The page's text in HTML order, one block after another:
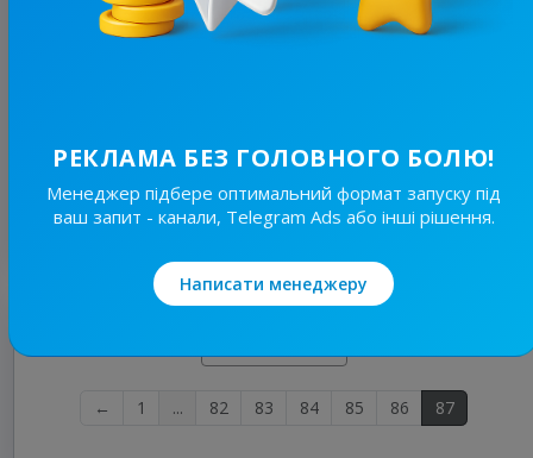
417
2 Купити
← 1 ... 82 83 84 85 86 87
РЕКЛАМА БЕЗ ГОЛОВНОГО БОЛЮ!
Менеджер підбере оптимальний формат запуску під
ваш запит - канали, Telegram Ads або інші рішення.
Написати менеджеру